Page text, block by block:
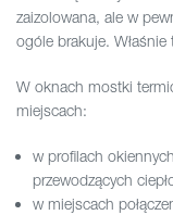
zaizolowana, ale w
ogóle brakuje.
W oknach mostki
miejscach:
w profilach
przewodzących
w miejscach